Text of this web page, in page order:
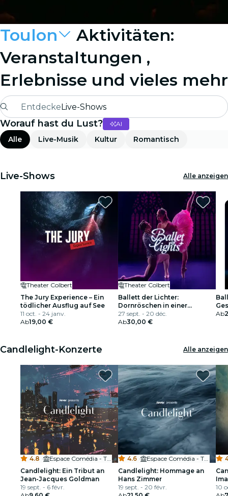
Toulon
Aktivitäten:
Veranstaltungen ,
Erlebnisse und vieles mehr
EntdeckeLive-Shows
Madrid
Erlebnisse und Städte
São Paulo
Stadttouren
Konzerte
Kino
Worauf hast du Lust? AI
Alle Live-Musik Kultur Romantisch
Live-Shows Alle anzeigen
Theater Colbert
The Jury Experience – Ein
tödlicher Ausflug auf See
11 oct. - 24 janv.
Ab19,00 €
Theater Colbert
Ballett der Lichter:
Dornröschen in einer
funkelnden Show
27 sept. - 20 déc.
Ab30,00 €
Ab
Candlelight-Konzerte Alle anzeigen
4.8 ·
Espace Comédia - Théâtre de la Méditerranée
Candlelight: Ein Tribut an
Jean-Jacques Goldman
19 sept. - 6 févr.
4.6 ·
Espace Comédia - Théâtre de la Méditerranée
Candlelight: Hommage an
Hans Zimmer
19 sept. - 20 févr.
10